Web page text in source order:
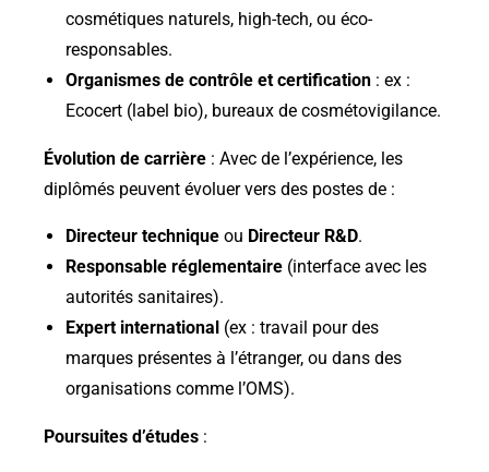
cosmétiques naturels, high-tech, ou éco-
responsables.
Organismes de contrôle et certification : ex :
Ecocert (label bio), bureaux de cosmétovigilance.
Évolution de carrière : Avec de l’expérience, les
diplômés peuvent évoluer vers des postes de :
Directeur technique ou Directeur R&D.
Responsable réglementaire (interface avec les
autorités sanitaires).
Expert international (ex : travail pour des
marques présentes à l’étranger, ou dans des
organisations comme l’OMS).
Poursuites d’études :